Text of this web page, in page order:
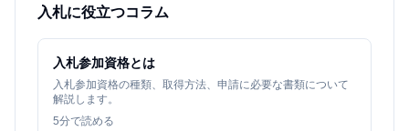
入札に役立つコラム
入札参加資格とは
入札参加資格の種類、取得方法、申請に必要な書類について
解説します。
5分で読める